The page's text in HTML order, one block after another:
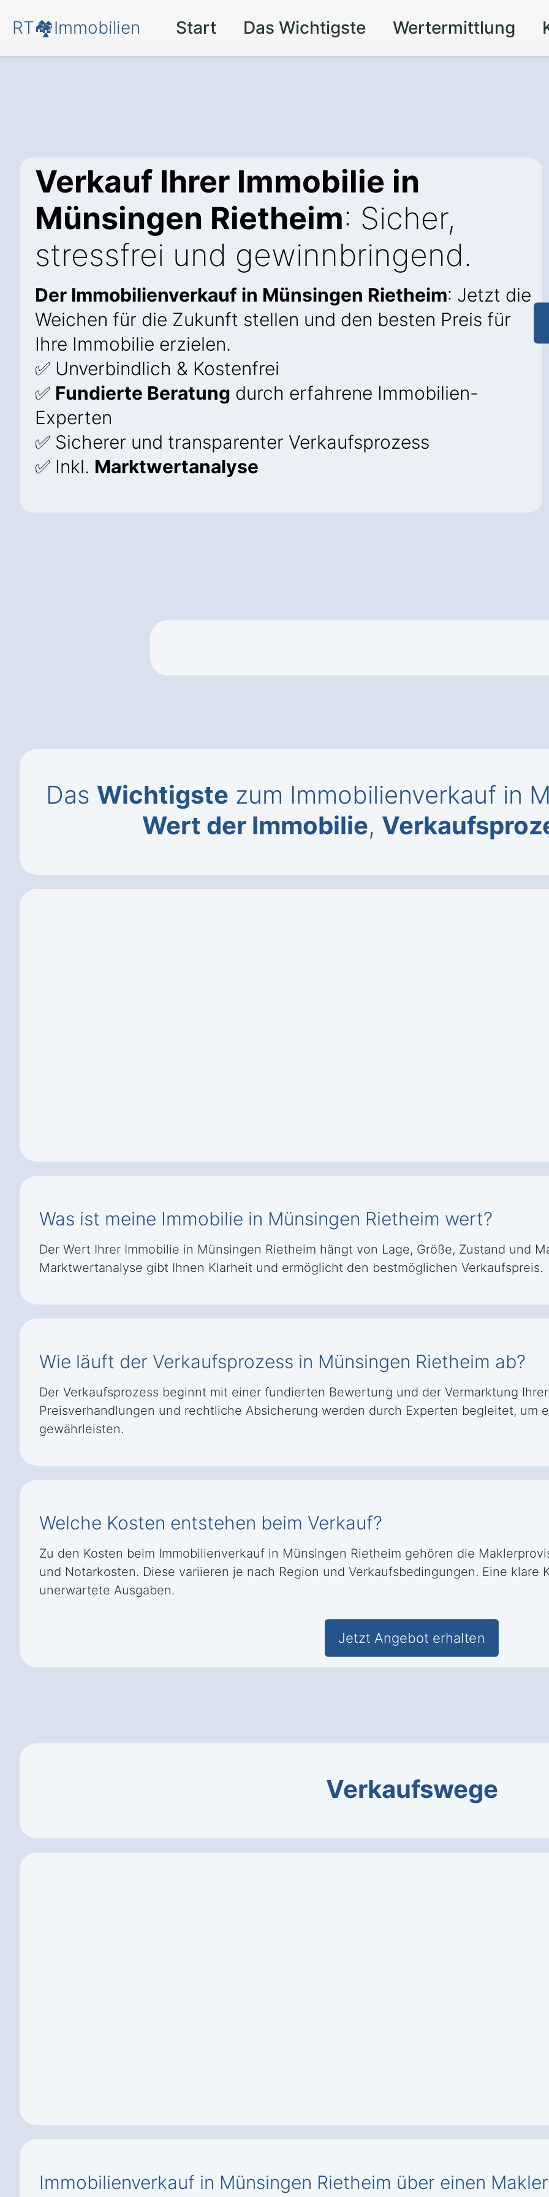
RT🏘️Immobilien Start Das Wichtigste Wertermittlung
Verkauf Ihrer Immobilie in
Münsingen Rietheim: Sicher,
stressfrei und gewinnbringend.
Der Immobilienverkauf in Münsingen Rietheim: Jetzt die
Weichen für die Zukunft stellen und den besten Preis für
Ihre Immobilie erzielen.
✅ Unverbindlich & Kostenfrei
✅ Fundierte Beratung durch erfahrene Immobilien-
Experten
✅ Sicherer und transparenter Verkaufsprozess
✅ Inkl. Marktwertanalyse
Das Wichtigste zum Immobilienverkauf in
Wert der Immobilie,
Was ist meine Immobilie in Münsingen Rietheim wert?
Der Wert Ihrer Immobilie in Münsingen Rietheim hängt von Lage, Größe, Zustand und
Marktwertanalyse gibt Ihnen Klarheit und ermöglicht den bestmöglichen Verkaufspreis.
Wie läuft der Verkaufsprozess in Münsingen Rietheim ab?
Der Verkaufsprozess beginnt mit einer fundierten Bewertung und der Vermarktung
Preisverhandlungen und rechtliche Absicherung werden durch Experten begleitet, um
gewährleisten.
Welche Kosten entstehen beim Verkauf?
Zu den Kosten beim Immobilienverkauf in Münsingen Rietheim gehören die
und Notarkosten. Diese variieren je nach Region und Verkaufsbedingungen. Eine klare
unerwartete Ausgaben.
Jetzt Angebot erhalten
Verkaufswege
Immobilienverkauf in Münsingen Rietheim über einen Makler